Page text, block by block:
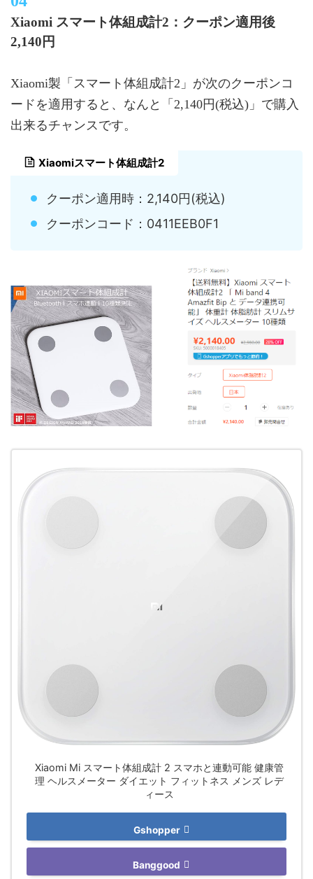
Xiaomi スマート体組成計2：クーポン適用後
2,140円
Xiaomi製「スマート体組成計2」が次のクーポンコ
ードを適用すると、なんと「2,140円(税込)」で購入
出来るチャンスです。
Xiaomiスマート体組成計2
クーポン適用時：2,140円(税込)
クーポンコード：0411EEB0F1
Xiaomi Mi スマート体組成計 2 スマホと連動可能 健康管
理 ヘルスメーター ダイエット フィットネス メンズ レデ
ィース
Gshopper
Banggood